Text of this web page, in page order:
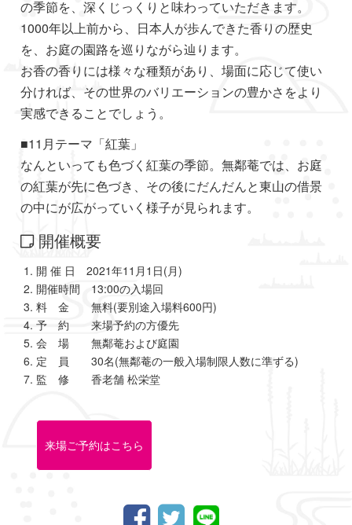
の季節を、深くじっくりと味わっていただきます。
1000年以上前から、日本人が歩んできた香りの歴史
を、お庭の園路を巡りながら辿ります。
お香の香りには様々な種類があり、場面に応じて使い
分ければ、その世界のバリエーションの豊かさをより
実感できることでしょう。
■11月テーマ「紅葉」
なんといっても色づく紅葉の季節。無鄰菴では、お庭
の紅葉が先に色づき、その後にだんだんと東山の借景
の中にが広がっていく様子が見られます。
開催概要
開 催 日 2021年11月1日(月)
開催時間 13:00の入場回
料 金 無料(要別途入場料600円)
予 約 来場予約の方優先
会 場 無鄰菴および庭園
定 員 30名(無鄰菴の一般入場制限人数に準ずる)
監 修 香老舗 松栄堂
来場ご予約はこちら